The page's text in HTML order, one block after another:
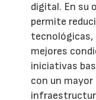
digital. En su
permite
tecnológicas,
mejores
iniciativas
con un